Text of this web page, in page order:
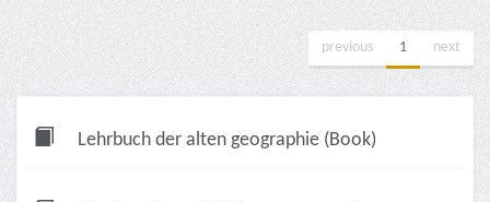
previous 1 next
Lehrbuch der alten geographie (Book)